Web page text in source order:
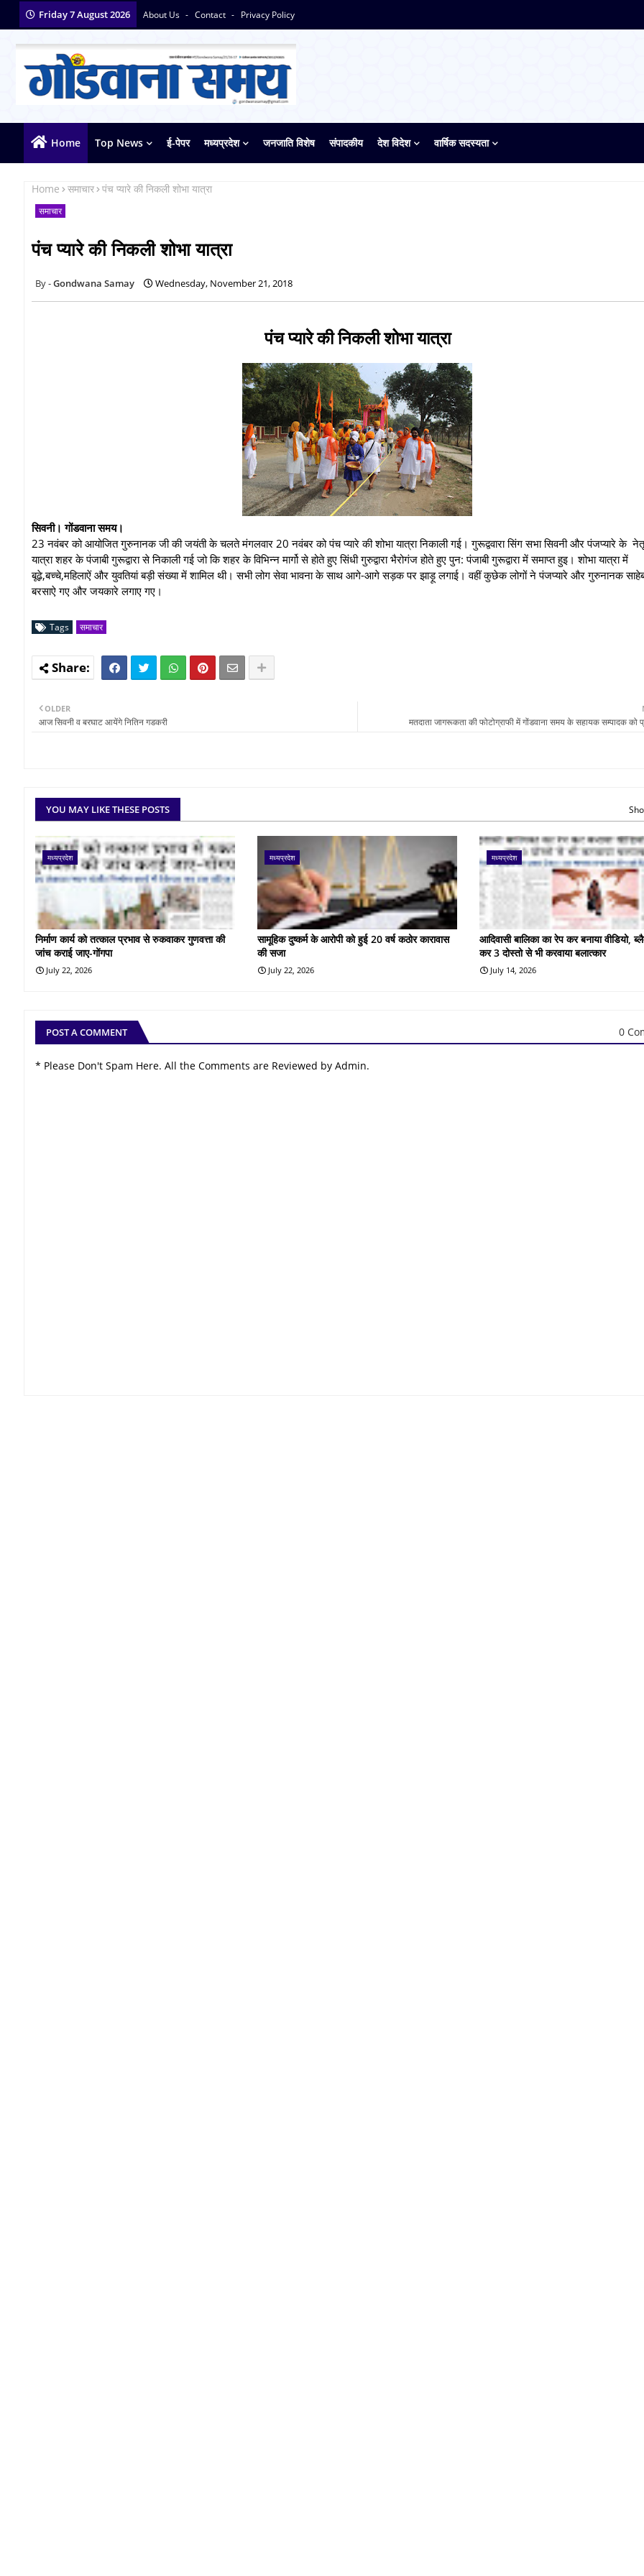
Friday 7 August 2026 About Us Contact Privacy Policy
Home Top News ई-पेपर मध्यप्रदेश जनजाति विशेष संपादकीय देश विदेश वार्षिक सदस्यता
Home समाचार पंच प्यारे की निकली शोभा यात्रा
समाचार
पंच प्यारे की निकली शोभा यात्रा
Gondwana Samay Wednesday, November 21, 2018
पंच प्यारे की निकली शोभा यात्रा
सिवनी। गोंडवाना समय।
23 नवंबर को आयोजित गुरुनानक जी की जयंती के चलते मंगलवार 20 नवंबर को पंच प्यारे की शोभा यात्रा निकाली गई। गुरूद्ववारा सिंग सभा सिवनी और पंजप्यारे के
यात्रा शहर के पंजाबी गुरूद्वारा से निकाली गई जो कि शहर के विभिन्न मार्गो से होते हुए सिंधी गुरुद्वारा भैरोगंज होते हुए पुन: पंजाबी गुरूद्वारा में समाप्त हुइ। शोभा यात्रा में
बूढ़े,बच्चे,महिलाऐं और युवतियां बड़ी संख्या में शामिल थी। सभी लोग सेवा भावना के साथ आगे-आगे सड़क पर झाड़ू लगाई। वहीं कुछेक लोगों ने पंजप्यारे और गुरुनानक
बरसाऐ गए और जयकारे लगाए गए।
Tags समाचार
मतदाता जागरूकता की फोटोग्राफी में गोंडवाना समय के सहायक सम्पादक को
OLDER
आज सिवनी व बरघाट आयेंगे नितिन गडकरी
YOU MAY LIKE THESE POSTS
मध्यप्रदेश
निर्माण कार्य को तत्काल प्रभाव से रुकवाकर गुणवत्ता की
जांच कराई जाए-गोंगपा
July 22, 2026
मध्यप्रदेश
सामूहिक दुष्कर्म के आरोपी को हुई 20 वर्ष कठोर कारावास
की सजा
July 22, 2026
मध्यप्रदेश
आदिवासी बालिका का रेप कर बनाया वीडियो,
कर 3 दोस्तो से भी करवाया बलात्कार
July 14, 2026
POST A COMMENT 0
* Please Don't Spam Here. All the Comments are Reviewed by Admin.